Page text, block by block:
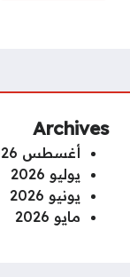
Archives
أغسطس 2026
يوليو 2026
يونيو 2026
مايو 2026